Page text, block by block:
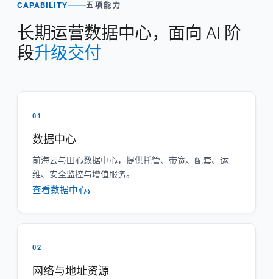
CAPABILITY 五项能力
长期运营数据中心，面向 AI 阶
段升级交付
01
数据中心
前海云与田心数据中心，提供托管、带宽、配套、运
维、安全监控与增值服务。
查看数据中心
02
网络与地址资源